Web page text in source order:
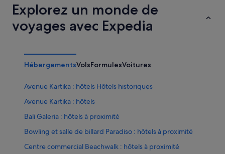
Explorez un monde de
voyages avec Expedia
HébergementsVolsFormulesVoitures
Avenue Kartika : hôtels Hôtels historiques
Avenue Kartika : hôtels
Bali Galeria : hôtels à proximité
Bowling et salle de billard Paradiso : hôtels à proximité
Centre commercial Beachwalk : hôtels à proximité